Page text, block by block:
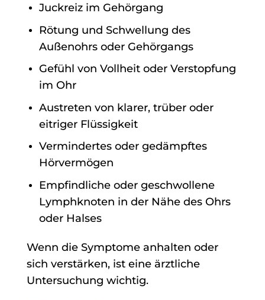
Juckreiz im Gehörgang
Rötung und Schwellung des
Außenohrs oder Gehörgangs
Gefühl von Vollheit oder Verstopfung
im Ohr
Austreten von klarer, trüber oder
eitriger Flüssigkeit
Vermindertes oder gedämpftes
Hörvermögen
Empfindliche oder geschwollene
Lymphknoten in der Nähe des Ohrs
oder Halses
Wenn die Symptome anhalten oder
sich verstärken, ist eine ärztliche
Untersuchung wichtig.